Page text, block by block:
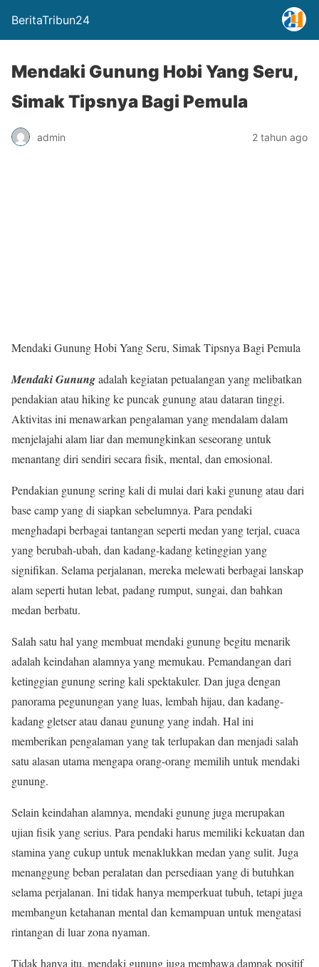
BeritaTribun24
Mendaki Gunung Hobi Yang Seru,
Simak Tipsnya Bagi Pemula
admin 2 tahun ago
Mendaki Gunung Hobi Yang Seru, Simak Tipsnya Bagi Pemula
Mendaki Gunungadalah kegiatan petualangan yang melibatkan
pendakian atau hiking ke puncak gunung atau dataran tinggi.
Aktivitas ini menawarkan pengalaman yang mendalam dalam
menjelajahi alam liar dan memungkinkan seseorang untuk
menantang diri sendiri secara fisik, mental, dan emosional.
Pendakian gunung sering kali di mulai dari kaki gunung atau dari
base camp yang di siapkan sebelumnya. Para pendaki
menghadapi berbagai tantangan seperti medan yang terjal, cuaca
yang berubah-ubah, dan kadang-kadang ketinggian yang
signifikan. Selama perjalanan, mereka melewati berbagai lanskap
alam seperti hutan lebat, padang rumput, sungai, dan bahkan
medan berbatu.
Salah satu hal yang membuat mendaki gunung begitu menarik
adalah keindahan alamnya yang memukau. Pemandangan dari
ketinggian gunung sering kali spektakuler. Dan juga dengan
panorama pegunungan yang luas, lembah hijau, dan kadang-
kadang gletser atau danau gunung yang indah. Hal ini
memberikan pengalaman yang tak terlupakan dan menjadi salah
satu alasan utama mengapa orang-orang memilih untuk mendaki
gunung.
Selain keindahan alamnya, mendaki gunung juga merupakan
ujian fisik yang serius. Para pendaki harus memiliki kekuatan dan
stamina yang cukup untuk menaklukkan medan yang sulit. Juga
menanggung beban peralatan dan persediaan yang di butuhkan
selama perjalanan. Ini tidak hanya memperkuat tubuh, tetapi juga
membangun ketahanan mental dan kemampuan untuk mengatasi
rintangan di luar zona nyaman.
Tidak hanya itu, mendaki gunung juga membawa dampak positif